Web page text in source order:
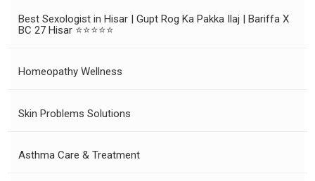
Best Sexologist in Hisar | Gupt Rog Ka Pakka Ilaj | Bariffa X
BC 27 Hisar ⭐⭐⭐⭐⭐
Homeopathy Wellness
Skin Problems Solutions
Asthma Care & Treatment